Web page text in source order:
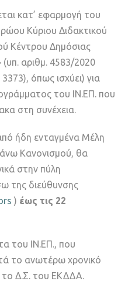
κατ’ εφαρμογή του
Κύριου Διδακτικού
Κέντρου Δημόσιας
(υπ. αριθμ. 4583/2020
όπως ισχύει) για
του ΙΝ.ΕΠ. που
στη συνέχεια.
ήδη ενταγμένα Μέλη
Κανονισμού, θα
στην πύλη
της διεύθυνσης
) έως τις 22
του ΙΝ.ΕΠ., που
το ανωτέρω χρονικό
το Δ.Σ. του ΕΚΔΔΑ.